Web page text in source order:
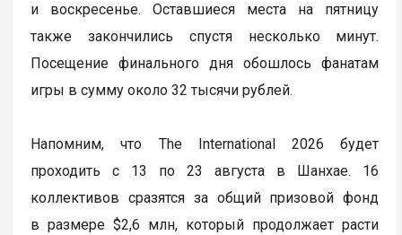
и воскресенье. Оставшиеся места на пятницу
также закончились спустя несколько минут.
Посещение финального дня обошлось фанатам
игры в сумму около 32 тысячи рублей.
Напомним, что The International 2026 будет
проходить с 13 по 23 августа в Шанхае. 16
коллективов сразятся за общий призовой фонд
в размере $2,6 млн, который продолжает расти